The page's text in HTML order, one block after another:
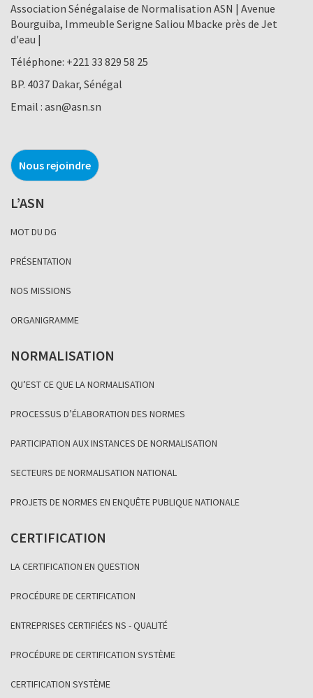
Association Sénégalaise de Normalisation ASN | Avenue
Bourguiba, Immeuble Serigne Saliou Mbacke près de Jet
d'eau |
Téléphone: +221 33 829 58 25
BP. 4037 Dakar, Sénégal
Email : asn@asn.sn
Nous rejoindre
L’ASN
MOT DU DG
PRÉSENTATION
NOS MISSIONS
ORGANIGRAMME
NORMALISATION
QU’EST CE QUE LA NORMALISATION
PROCESSUS D’ÉLABORATION DES NORMES
PARTICIPATION AUX INSTANCES DE NORMALISATION
SECTEURS DE NORMALISATION NATIONAL
PROJETS DE NORMES EN ENQUÊTE PUBLIQUE NATIONALE
CERTIFICATION
LA CERTIFICATION EN QUESTION
PROCÉDURE DE CERTIFICATION
ENTREPRISES CERTIFIÉES NS - QUALITÉ
PROCÉDURE DE CERTIFICATION SYSTÈME
CERTIFICATION SYSTÈME